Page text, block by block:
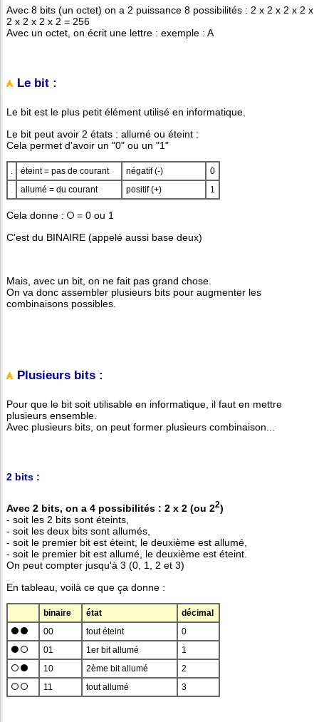
Avec 8 bits (un octet) on a 2 puissance 8 possibilités : 2 x 2 x 2 x 2 x
2 x 2 x 2 x 2 = 256
Avec un octet, on écrit une lettre : exemple : A
Le bit :
Le bit est le plus petit élément utilisé en informatique.
Le bit peut avoir 2 états : allumé ou éteint :
Cela permet d'avoir un "0" ou un "1"
éteint = pas de courant négatif (-)
0
allumé = du courant
positif (+) 1
Cela donne :
= 0 ou 1
C'est du BINAIRE (appelé aussi base deux)
Mais, avec un bit, on ne fait pas grand chose.
On va donc assembler plusieurs bits pour augmenter les
combinaisons possibles.
Plusieurs bits :
Pour que le bit soit utilisable en informatique, il faut en mettre
plusieurs ensemble.
Avec plusieurs bits, on peut former plusieurs combinaison...
2 bits :
Avec 2 bits, on a 4 possibilités : 2 x 2 (ou 22)
- soit les 2 bits sont éteints,
- soit les deux bits sont allumés,
- soit le premier bit est éteint, le deuxième est allumé,
- soit le premier bit est allumé, le deuxième est éteint.
On peut compter jusqu'à 3 (0, 1, 2 et 3)
En tableau, voilà ce que ça donne :
binaire état
décimal
00
tout éteint
0
01
1er bit allumé
1
10
2ème bit allumé
2
11
tout allumé 3